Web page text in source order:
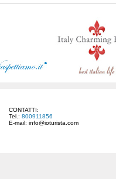
CONTATTI:
Tel.: 800911856
E-mail: info@ioturista.com